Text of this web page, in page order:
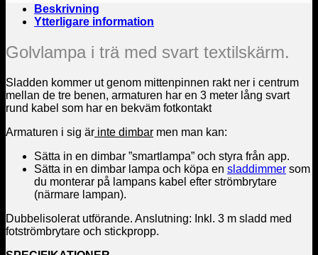
Beskrivning
Ytterligare information
Golvlampa i trä med svart textilskärm.
Sladden kommer ut genom mittenpinnen rakt ner i centrum
mellan de tre benen, armaturen har en 3 meter lång svart
rund kabel som har en bekväm fotkontakt
Armaturen i sig är inte dimbar men man kan:
Sätta in en dimbar ”smartlampa” och styra från app.
Sätta in en dimbar lampa och köpa en sladdimmer som
du monterar på lampans kabel efter strömbrytare
(närmare lampan).
Dubbelisolerat utförande. Anslutning: Inkl. 3 m sladd med
fotströmbrytare och stickpropp.